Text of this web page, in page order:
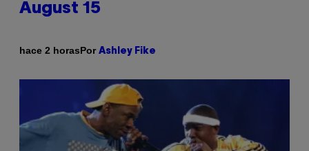
August 15
hace 2 horasPor Ashley Fike